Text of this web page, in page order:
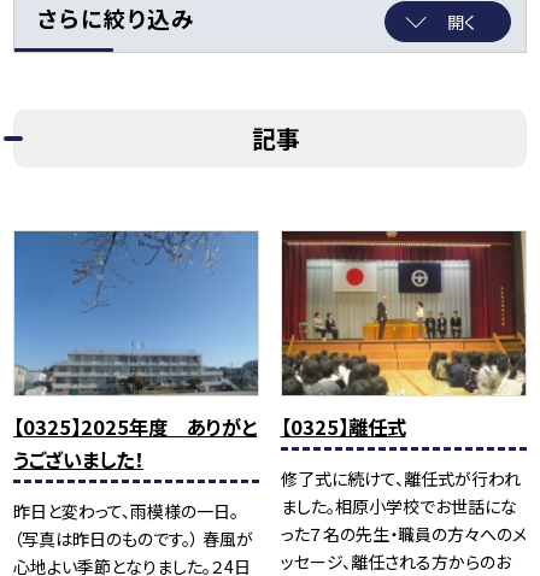
さらに絞り込み 開く
記事
【0325】2025年度 ありがと
うございました！
昨日と変わって、雨模様の一日。
（写真は昨日のものです。） 春風が
心地よい季節となりました。２4日
【0325】離任式
修了式に続けて、離任式が行われ
ました。相原小学校でお世話にな
った７名の先生・職員の方々へのメ
ッセージ、離任される方からのお